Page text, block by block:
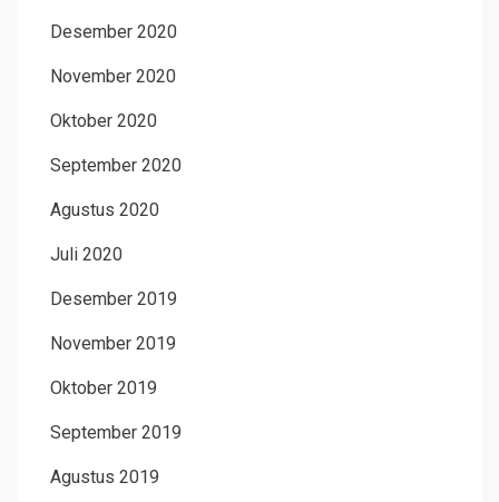
Desember 2020
November 2020
Oktober 2020
September 2020
Agustus 2020
Juli 2020
Desember 2019
November 2019
Oktober 2019
September 2019
Agustus 2019